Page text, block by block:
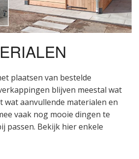
plaatsen van bestelde
blijven meestal wat
wat aanvullende materialen en
vaak nog mooie dingen te
passen. Bekijk hier enkele